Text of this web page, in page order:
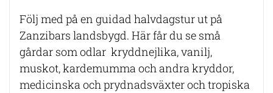
Följ med på en guidad halvdagstur ut på
Zanzibars landsbygd. Här får du se små
gårdar som odlar kryddnejlika, vanilj,
muskot, kardemumma och andra kryddor,
medicinska och prydnadsväxter och tropiska